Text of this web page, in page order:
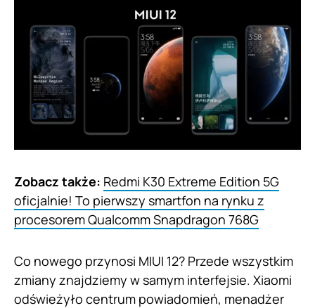
Zobacz także: Redmi K30 Extreme Edition 5G
oficjalnie! To pierwszy smartfon na rynku z
procesorem Qualcomm Snapdragon 768G
Co nowego przynosi MIUI 12? Przede wszystkim
zmiany znajdziemy w samym interfejsie. Xiaomi
odświeżyło centrum powiadomień, menadżer